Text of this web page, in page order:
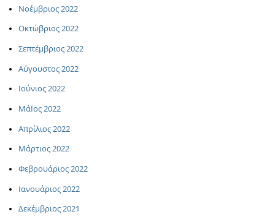
Νοέμβριος 2022
Οκτώβριος 2022
Σεπτέμβριος 2022
Αύγουστος 2022
Ιούνιος 2022
ΜάΪος 2022
Απρίλιος 2022
Μάρτιος 2022
Φεβρουάριος 2022
Ιανουάριος 2022
Δεκέμβριος 2021